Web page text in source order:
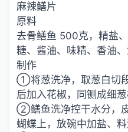
麻辣鳝片
原料
去骨鳝鱼 500克，精盐
糖、酱油、味精、香油、
制作
①将葱洗净，取葱白切
后加入花椒，同铡成细
②鳝鱼洗净控干水分，
蝴蝶上，放碗中加盐、料